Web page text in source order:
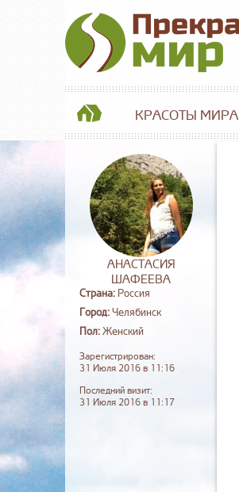
КРАСОТЫ МИРА
АНАСТАСИЯ
ШАФЕЕВА
Страна: Россия
Город:Челябинск
Пол:Женский
Зарегистрирован:
31 Июля 2016 в 11:16
Последний визит:
31 Июля 2016 в 11:17